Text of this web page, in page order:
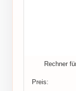
Rechner